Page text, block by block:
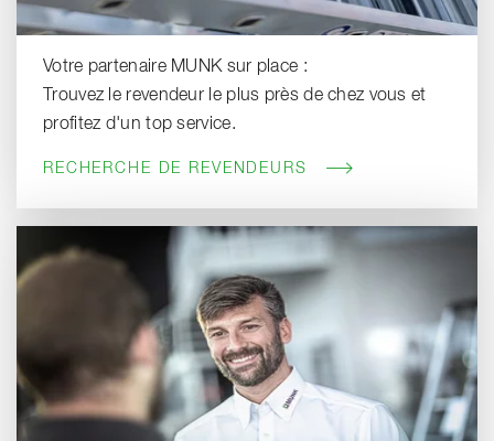
Votre partenaire MUNK sur place :
Trouvez le revendeur le plus près de chez vous et
profitez d'un top service.
RECHERCHE DE REVENDEURS